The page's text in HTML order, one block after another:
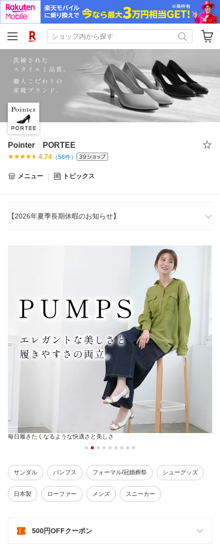
Pointer PORTEE
4.74 （58件）
メニュー トピックス
【2026年夏季長期休暇のお知らせ】
毎日履きたくなるような快適さと美しさ
サンダル パンプス フォーマル/冠婚葬祭 シューグッズ
日本製 ローファー メンズ スニーカー
500円OFFクーポン